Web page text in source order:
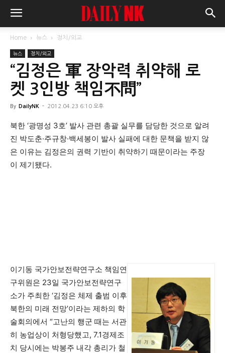
Home 뉴스 정치/외교
뉴스 정치/외교
“김정은 軍 장악력 취약해 로
켓 3인방 책임不問”
By DailyNK - 2012.04.23 6:10 오후
북한 ‘광명성 3호’ 발사 관련 총괄 실무를 담당한 것으로 알려
진 박도춘·주규창·백세봉이 발사 실패에 대한 문책을 받지 않
은 이유는 김정은의 권력 기반이 취약하기 때문이라는 주장
이 제기됐다.
이기동 국가안보전략연구소 책임연
구위원은 23일 국가안보전략연구
소가 주최한 ‘김정은 체제 출범 이후
북한의 미래 전망’이라는 제하의 학
술회의에서 “고난의 행군 때는 서관
히 농업상이 처형당했고, 7.1경제조
치 당시에는 박봉주 내각 총리가 철